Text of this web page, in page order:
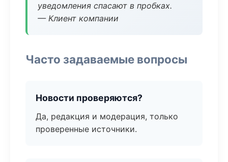
уведомления спасают в пробках.
— Клиент компании
Часто задаваемые вопросы
Новости проверяются?
Да, редакция и модерация, только
проверенные источники.